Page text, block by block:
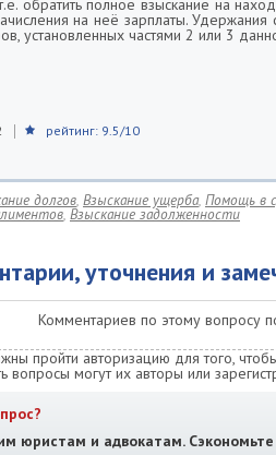
т.е. обратить полное взыскание на
на неё зарплаты.
установленных частями 2 или 3
рейтинг: 9.5/10
долгов, Взыскание ущерба, Помощь в
,Взыскание задолженности
уточнения и
Комментариев по этому вопросу
пройти авторизацию для того,
вопросы могут их авторы или
юристам и адвокатам.